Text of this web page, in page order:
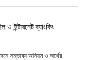
ইন্টারনেট ব্যাংকিং
সম্ভাব্য অনিয়ম ও অর্থের